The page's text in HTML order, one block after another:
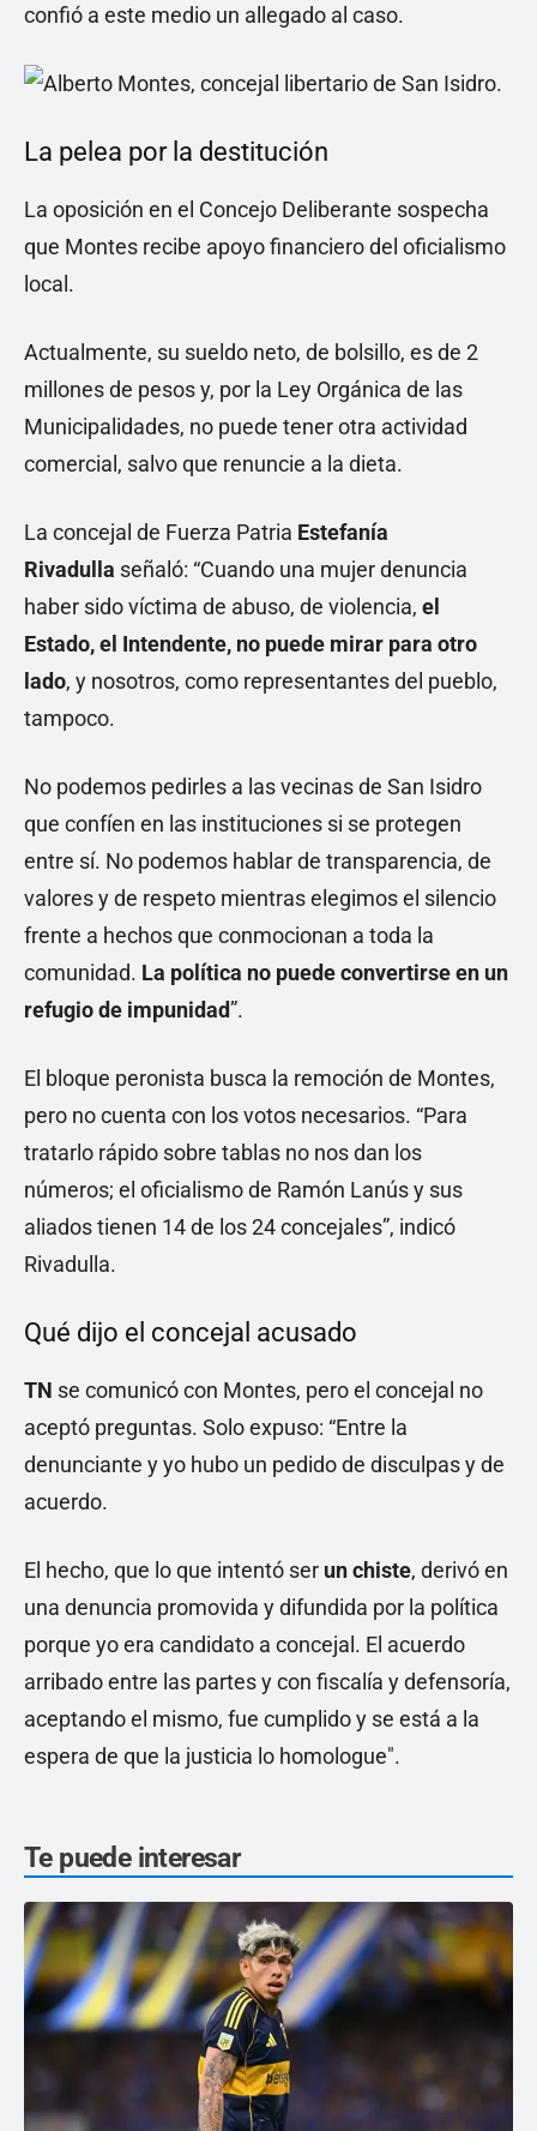
confió a este medio un allegado al caso.
La pelea por la destitución
La oposición en el Concejo Deliberante sospecha
que Montes recibe apoyo financiero del oficialismo
local.
Actualmente, su sueldo neto, de bolsillo, es de 2
millones de pesos y, por la Ley Orgánica de las
Municipalidades, no puede tener otra actividad
comercial, salvo que renuncie a la dieta.
La concejal de Fuerza Patria Estefanía
Rivadulla señaló: “Cuando una mujer denuncia
haber sido víctima de abuso, de violencia, el
Estado, el Intendente, no puede mirar para otro
lado, y nosotros, como representantes del pueblo,
tampoco.
No podemos pedirles a las vecinas de San Isidro
que confíen en las instituciones si se protegen
entre sí. No podemos hablar de transparencia, de
valores y de respeto mientras elegimos el silencio
frente a hechos que conmocionan a toda la
comunidad. La política no puede convertirse en un
refugio de impunidad”.
El bloque peronista busca la remoción de Montes,
pero no cuenta con los votos necesarios. “Para
tratarlo rápido sobre tablas no nos dan los
números; el oficialismo de Ramón Lanús y sus
aliados tienen 14 de los 24 concejales”, indicó
Rivadulla.
Qué dijo el concejal acusado
TN se comunicó con Montes, pero el concejal no
aceptó preguntas. Solo expuso: “Entre la
denunciante y yo hubo un pedido de disculpas y de
acuerdo.
El hecho, que lo que intentó ser un chiste, derivó en
una denuncia promovida y difundida por la política
porque yo era candidato a concejal. El acuerdo
arribado entre las partes y con fiscalía y defensoría,
aceptando el mismo, fue cumplido y se está a la
espera de que la justicia lo homologue".
Te puede interesar